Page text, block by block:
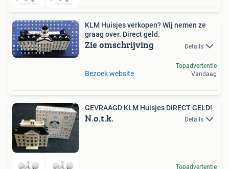
KLM Huisjes verkopen? Wij nemen ze
graag over. Direct geld.
Zie omschrijving Details
Bezoek website
Topadvertentie
Vandaag
GEVRAAGD KLM Huisjes DIRECT GELD!
N.o.t.k. Details
Topadvertentie